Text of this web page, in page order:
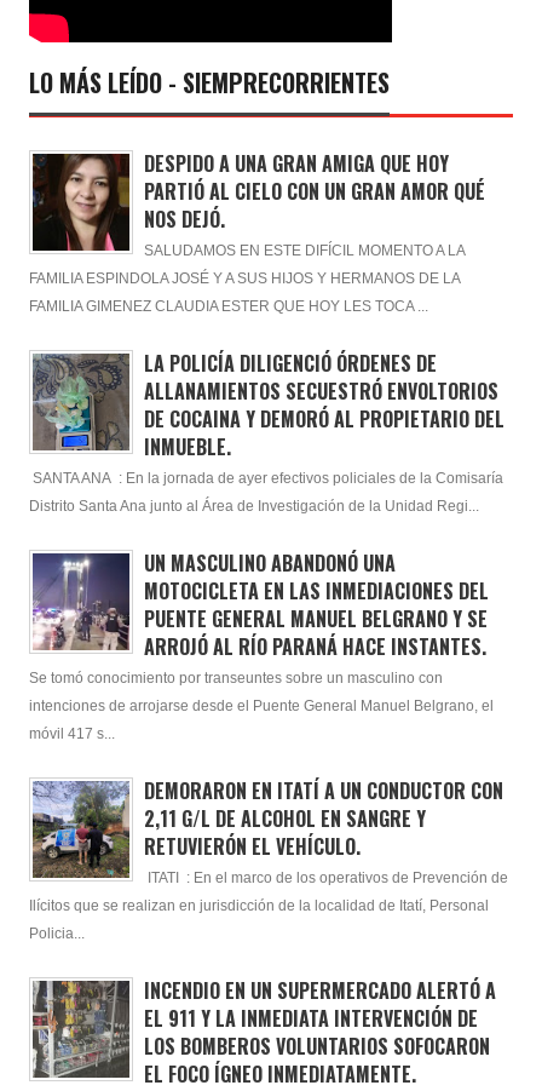
LO MÁS LEÍDO - SIEMPRECORRIENTES
DESPIDO A UNA GRAN AMIGA QUE HOY
PARTIÓ AL CIELO CON UN GRAN AMOR QUÉ
NOS DEJÓ.
SALUDAMOS EN ESTE DIFÍCIL MOMENTO A LA
FAMILIA ESPINDOLA JOSÉ Y A SUS HIJOS Y HERMANOS DE LA
FAMILIA GIMENEZ CLAUDIA ESTER QUE HOY LES TOCA ...
LA POLICÍA DILIGENCIÓ ÓRDENES DE
ALLANAMIENTOS SECUESTRÓ ENVOLTORIOS
DE COCAINA Y DEMORÓ AL PROPIETARIO DEL
INMUEBLE.
SANTA ANA : En la jornada de ayer efectivos policiales de la Comisaría
Distrito Santa Ana junto al Área de Investigación de la Unidad Regi...
UN MASCULINO ABANDONÓ UNA
MOTOCICLETA EN LAS INMEDIACIONES DEL
PUENTE GENERAL MANUEL BELGRANO Y SE
ARROJÓ AL RÍO PARANÁ HACE INSTANTES.
Se tomó conocimiento por transeuntes sobre un masculino con
intenciones de arrojarse desde el Puente General Manuel Belgrano, el
móvil 417 s...
DEMORARON EN ITATÍ A UN CONDUCTOR CON
2,11 G/L DE ALCOHOL EN SANGRE Y
RETUVIERÓN EL VEHÍCULO.
ITATI : En el marco de los operativos de Prevención de
Ilícitos que se realizan en jurisdicción de la localidad de Itatí, Personal
Policia...
INCENDIO EN UN SUPERMERCADO ALERTÓ A
EL 911 Y LA INMEDIATA INTERVENCIÓN DE
LOS BOMBEROS VOLUNTARIOS SOFOCARON
EL FOCO ÍGNEO INMEDIATAMENTE.